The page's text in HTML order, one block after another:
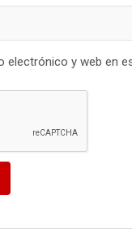
electrónico y web en